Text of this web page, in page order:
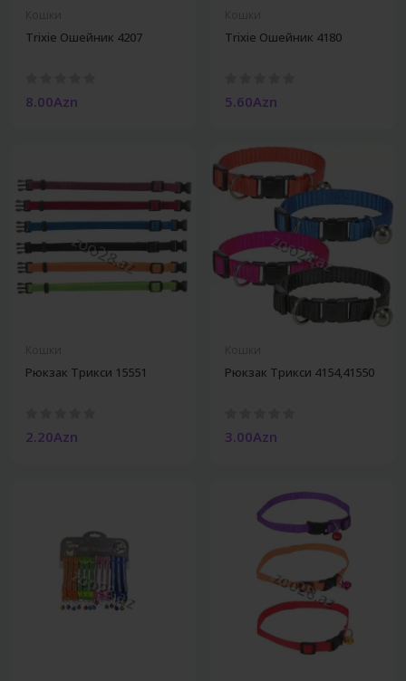
Trixie Ошейник 4207
8.00Azn
Trixie Ошейник 4180
5.60Azn
Рюкзак Трикси 15551
2.20Azn
Рюкзак Трикси 4154,41550
3.00Azn